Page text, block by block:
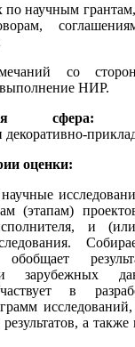
по научным
со
выполнение НИР.
сфера:
декоративно-
оценки:
(этапам)
и
и зарубежных
в
а